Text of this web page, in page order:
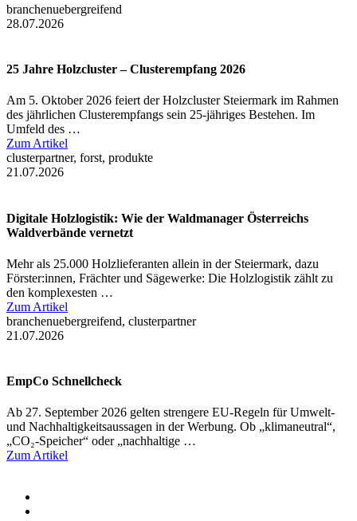
branchenuebergreifend
28.07.2026
25 Jahre Holzcluster – Clusterempfang 2026
Am 5. Oktober 2026 feiert der Holzcluster Steiermark im Rahmen
des jährlichen Clusterempfangs sein 25-jähriges Bestehen. Im
Umfeld des …
Zum Artikel
clusterpartner, forst, produkte
21.07.2026
Digitale Holzlogistik: Wie der Waldmanager Österreichs
Waldverbände vernetzt
Mehr als 25.000 Holzlieferanten allein in der Steiermark, dazu
Förster:innen, Frächter und Sägewerke: Die Holzlogistik zählt zu
den komplexesten …
Zum Artikel
branchenuebergreifend, clusterpartner
21.07.2026
EmpCo Schnellcheck
Ab 27. September 2026 gelten strengere EU-Regeln für Umwelt-
und Nachhaltigkeitsaussagen in der Werbung. Ob „klimaneutral“,
„CO₂-Speicher“ oder „nachhaltige …
Zum Artikel